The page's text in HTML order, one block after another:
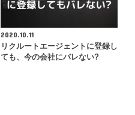
2020.10.11
リクルートエージェントに登録し
ても、今の会社にバレない?